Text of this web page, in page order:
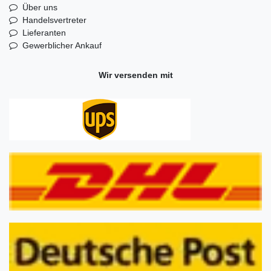
Über uns
Handelsvertreter
Lieferanten
Gewerblicher Ankauf
Wir versenden mit